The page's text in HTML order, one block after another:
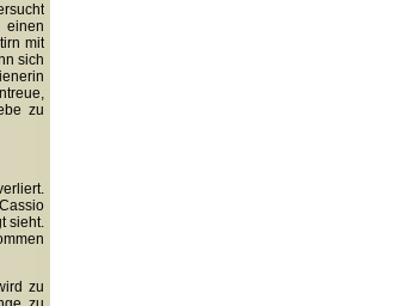
einen
mit
sich
zu
sieht.
zu